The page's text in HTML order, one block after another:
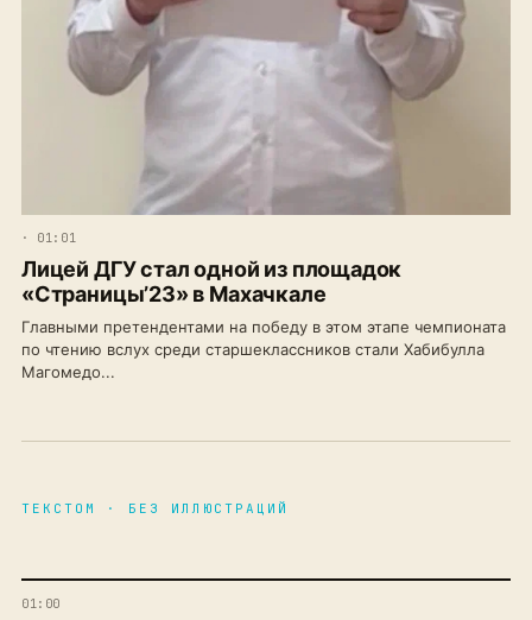
· 01:01
Лицей ДГУ стал одной из площадок
«Страницы’23» в Махачкале
Главными претендентами на победу в этом этапе чемпионата
по чтению вслух среди старшеклассников стали Хабибулла
Магомедо...
ТЕКСТОМ · БЕЗ ИЛЛЮСТРАЦИЙ
01:00